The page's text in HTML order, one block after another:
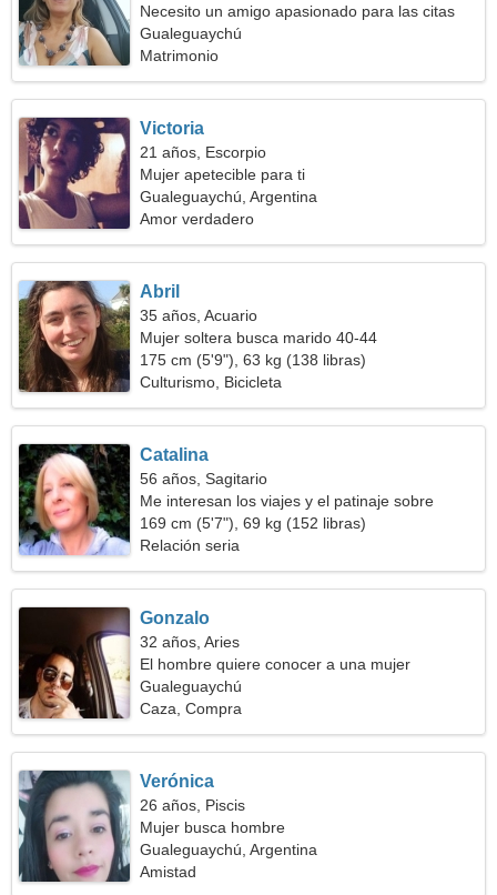
Necesito un amigo apasionado para las citas
Gualeguaychú
Matrimonio
Victoria
21 años, Escorpio
Mujer apetecible para ti
Gualeguaychú, Argentina
Amor verdadero
Abril
35 años, Acuario
Mujer soltera busca marido 40-44
175 cm (5'9"), 63 kg (138 libras)
Culturismo, Bicicleta
Catalina
56 años, Sagitario
Me interesan los viajes y el patinaje sobre
ruedas
169 cm (5'7"), 69 kg (152 libras)
Relación seria
Gonzalo
32 años, Aries
El hombre quiere conocer a una mujer
Gualeguaychú
Caza, Compra
Verónica
26 años, Piscis
Mujer busca hombre
Gualeguaychú, Argentina
Amistad